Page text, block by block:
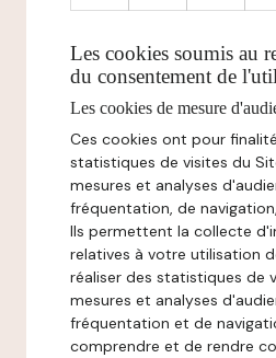
Les cookies soumis au
du consentement de
Les cookies de mesure
Ces cookies ont pour
statistiques de visites du
mesures et analyses
fréquentation, de
Ils permettent la collecte
relatives à votre utilisation
réaliser des statistiques de
mesures et analyses
fréquentation et de
comprendre et de rendre